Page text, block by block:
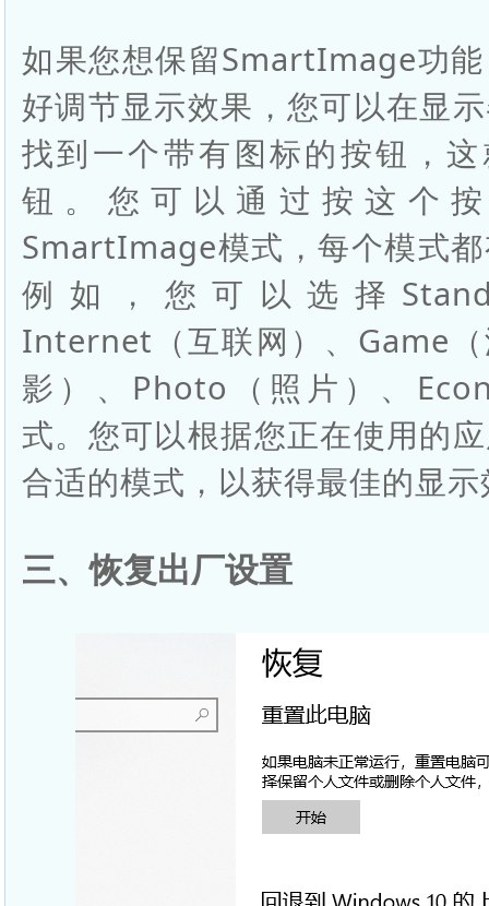
如果您想保留SmartImage功
好调节显示效果，您可以在显
找到一个带有图标的按钮，
钮。您可以通过按这个
SmartImage模式，每个模式
例如，您可以选择
Internet（互联网）、Game
影）、Photo（照片）、
式。您可以根据您正在使用的
合适的模式，以获得最佳的显
三、恢复出厂设置